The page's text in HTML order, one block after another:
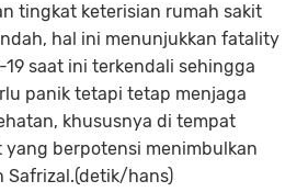
tingkat keterisian rumah sakit
hal ini menunjukkan fatality
saat ini terkendali sehingga
panik tetapi tetap menjaga
khususnya di tempat
berpotensi menimbulkan
Safrizal.(detik/hans)